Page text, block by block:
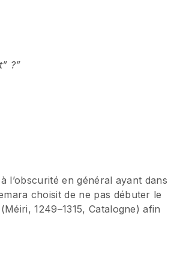
?”
l’obscurité en général ayant dans
choisit de ne pas débuter le
1249–1315, Catalogne) afin